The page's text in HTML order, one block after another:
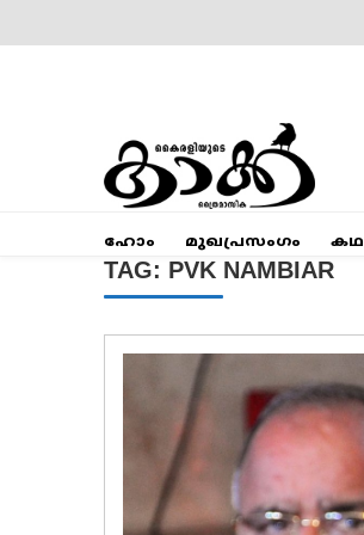
Mumbai Kaakka
ഹോം മുഖപ്രസംഗം കഥ
TAG: PVK NAMBIAR